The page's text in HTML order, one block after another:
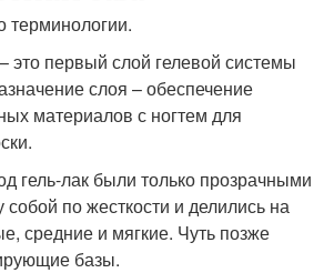
терминологии.
это первый слой гелевой системы
слоя – обеспечение
материалов с ногтем для
гель-лак были только прозрачными
по жесткости и делились на
средние и мягкие. Чуть позже
базы.